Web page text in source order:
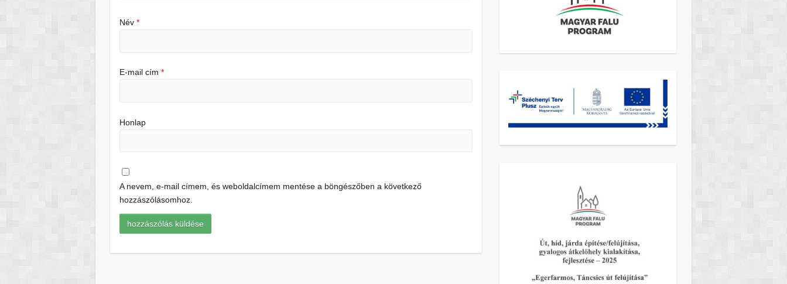
Név*
E-mail cím*
Honlap
A nevem, e-mail címem, és weboldalcímem mentése a böngészőben a következő
hozzászólásomhoz.